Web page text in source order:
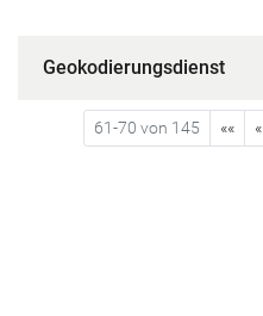
Geokodierungsdienst
61-70 von 145 «« «